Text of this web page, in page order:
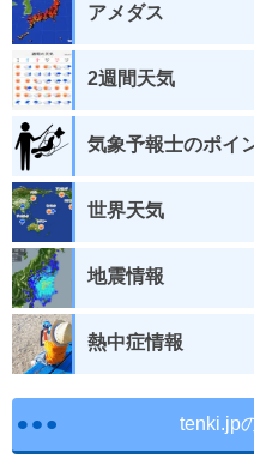
アメダス
2週間天気
気象予報士のポイ
世界天気
地震情報
熱中症情報
tenki.jp